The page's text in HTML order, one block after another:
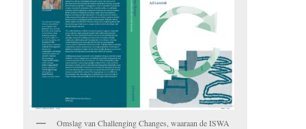
Omslag van Challenging Changes, waaraan de ISWA